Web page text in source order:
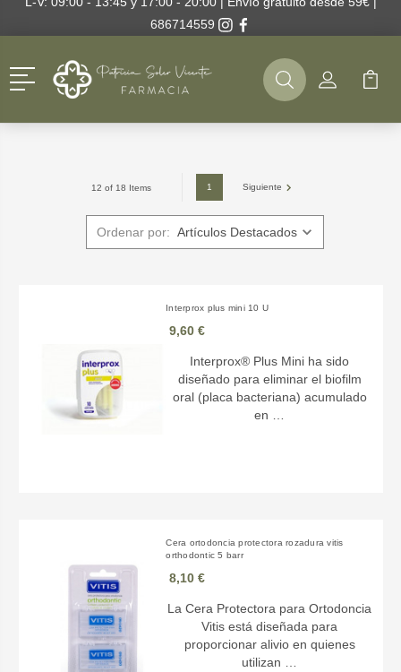
686714559
Menú
BuscarMi Cuenta
Mi
12 of 18 Items 1 Siguiente
Ordenar por:
Interprox plus mini 10 U
9,60 €
Interprox® Plus Mini ha sido
diseñado para eliminar el biofilm
oral (placa bacteriana) acumulado
en …
Cera ortodoncia protectora rozadura vitis
orthodontic 5 barr
8,10 €
La Cera Protectora para Ortodoncia
Vitis está diseñada para
proporcionar alivio en quienes
utilizan …